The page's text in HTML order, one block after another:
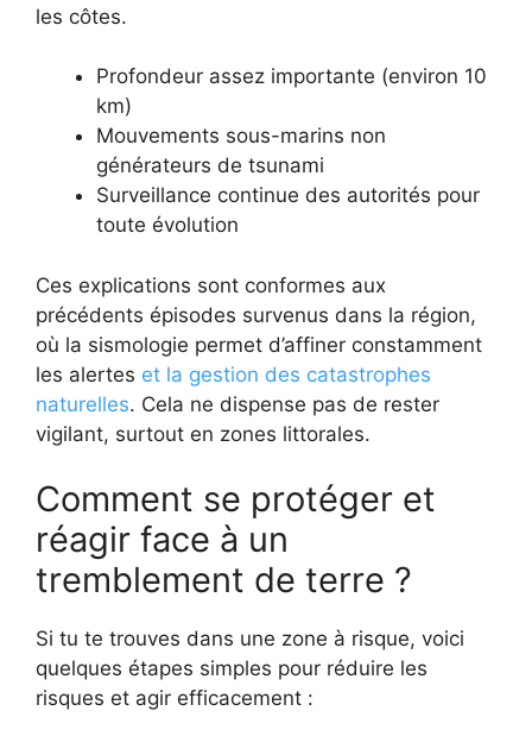
les côtes.
Profondeur assez importante (environ 10
km)
Mouvements sous-marins non
générateurs de tsunami
Surveillance continue des autorités pour
toute évolution
Ces explications sont conformes aux
précédents épisodes survenus dans la région,
où la sismologie permet d’affiner constamment
les alertes et la gestion des catastrophes
naturelles. Cela ne dispense pas de rester
vigilant, surtout en zones littorales.
Comment se protéger et
réagir face à un
tremblement de terre ?
Si tu te trouves dans une zone à risque, voici
quelques étapes simples pour réduire les
risques et agir efficacement :